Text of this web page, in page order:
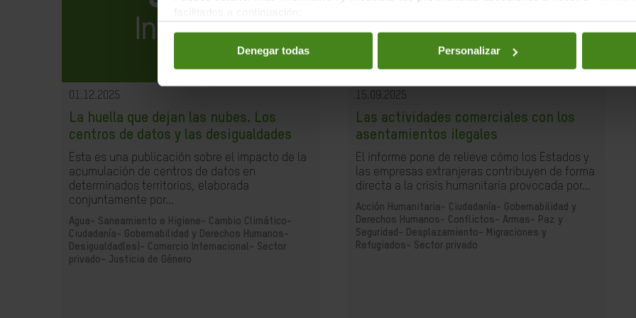
Denegar todas Personalizar
01.12.2025
La huella que dejan las nubes. Los
centros de datos y las desigualdades
Esta es una publicación sobre el impacto de la
acumulación de centros de datos en
determinados territorios, elaborada
conjuntamente por...
Agua- Saneamiento e Higiene- Cambio Climático-
Ciudadanía- Gobernabilidad y Derechos Humanos-
Desigualdad(es)- Comercio Internacional- Sector
privado- Justicia de Género
15.09.2025
Las actividades comerciales con los
asentamientos ilegales
El informe pone de relieve cómo los Estados y
las empresas extranjeras contribuyen de forma
directa a la crisis humanitaria provocada por...
Acción Humanitaria- Ciudadanía- Gobernabilidad y
Derechos Humanos- Conflictos- Armas- Paz y
Seguridad- Desplazamiento- Migraciones y
Refugiados- Sector privado